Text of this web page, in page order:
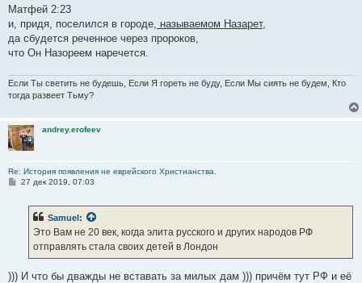
Матфей 2:23
и, придя, поселился в городе, называемом Назарет,
да сбудется реченное через пророков,
что Он Назореем наречется.
Если Ты светить не будешь, Если Я гореть не буду, Если Мы сиять не будем, Кто
тогда развеет Тьму?
andrey.erofeev
Re: История появления не еврейского Христианства.
С27 дек 2019, 07:03
Samuel :
Это Вам не 20 век, когда элита русского и других народов РФ
отправлять стала своих детей в Лондон
))) И что бы дважды не вставать за милых дам ))) причём тут РФ и её